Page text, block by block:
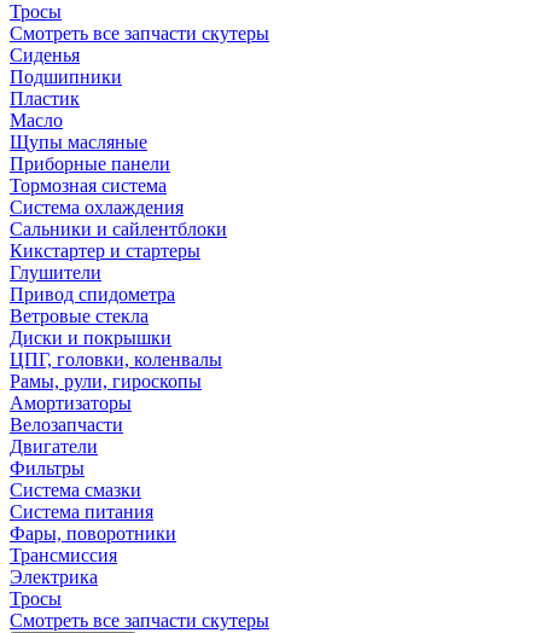
Тросы
Смотреть все запчасти скутеры
Сиденья
Подшипники
Пластик
Масло
Щупы масляные
Приборные панели
Тормозная система
Система охлаждения
Сальники и сайлентблоки
Кикстартер и стартеры
Глушители
Привод спидометра
Ветровые стекла
Диски и покрышки
ЦПГ, головки, коленвалы
Рамы, рули, гироскопы
Амортизаторы
Велозапчасти
Двигатели
Фильтры
Система смазки
Система питания
Фары, поворотники
Трансмиссия
Электрика
Тросы
Смотреть все запчасти скутеры